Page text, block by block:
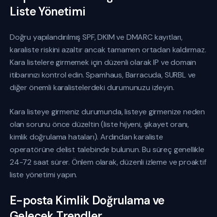
Liste Yönetimi
Doğru yapılandırılmış SPF, DKIM ve DMARC kayıtları,
karaliste riskini azaltır ancak tamamen ortadan kaldırmaz.
Kara listelere girmemek için düzenli olarak IP ve domain
itibarınızı kontrol edin. Spamhaus, Barracuda, SURBL ve
diğer önemli karalistelerdeki durumunuzu izleyin.
Kara listeye girmeniz durumunda, listeye girmenize neden
olan sorunu önce düzeltin (liste hijyeni, şikayet oranı,
kimlik doğrulama hataları). Ardından karaliste
operatörüne delist talebinde bulunun. Bu süreç genellikle
24-72 saat sürer. Önlem olarak, düzenli izleme ve proaktif
liste yönetimi yapın.
E-posta Kimlik Doğrulama ve